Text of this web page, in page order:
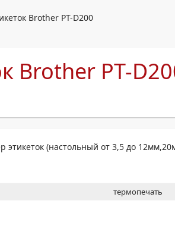
А4
Brother PT-D200
Brother PT-
этикеток (настольный от 3,5 до
термопечать